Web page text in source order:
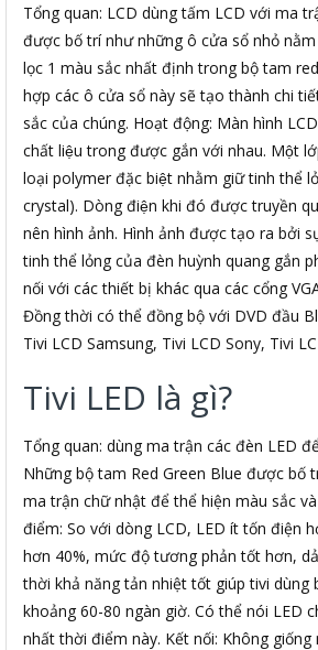
Tổng quan: LCD dùng tấm LCD với ma
được bố trí như những ô cửa sổ nhỏ
lọc 1 màu sắc nhất định trong bộ tam
hợp các ô cửa sổ này sẽ tạo thành chi
sắc của chúng. Hoạt động: Màn hình
chất liệu trong được gắn với nhau. Một
loại polymer đặc biệt nhằm giữ tinh thể
crystal). Dòng điện khi đó được truyền
nên hình ảnh. Hình ảnh được tạo ra bởi
tinh thể lỏng của đèn huỳnh quang gắn
nối với các thiết bị khác qua các cổng
Đồng thời có thể đồng bộ với DVD đầu
Tivi LCD Samsung, Tivi LCD Sony, Tivi
Tivi LED là gì?
Tổng quan: dùng ma trận các đèn LED
Những bộ tam Red Green Blue được bố
ma trận chữ nhật để thể hiện màu sắc
điểm: So với dòng LCD, LED ít tốn điện
hơn 40%, mức độ tương phản tốt hơn,
thời khả năng tản nhiệt tốt giúp tivi dùng
khoảng 60-80 ngàn giờ. Có thể nói LED
nhất thời điểm này. Kết nối: Không giống